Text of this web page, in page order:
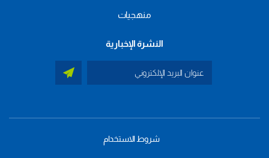
منهجيات
النشرة الإخبارية
شروط الاستخدام